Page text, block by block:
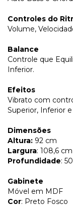
Controles do
Volume,
Balance
Controle que
Inferior.
Efeitos
Vibrato com
Superior, Inferior
Dimensões
Altura: 92 cm
Largura: 108,6 cm
Profundidade:
Gabinete
Móvel em MDF
Cor: Preto Fosco